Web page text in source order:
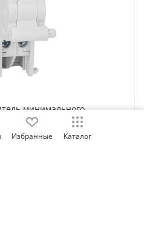
минимального
Schneider Electric
Избранные Каталог